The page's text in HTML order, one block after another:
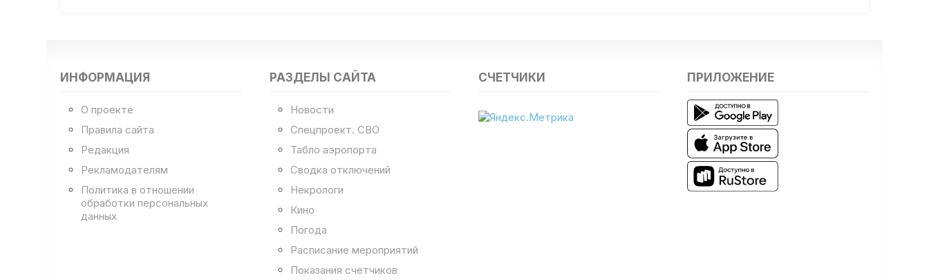
ИНФОРМАЦИЯ
О проекте
Правила сайта
Редакция
Рекламодателям
Политика в отношении
обработки персональных
данных
РАЗДЕЛЫ САЙТА
Новости
Спецпроект. СВО
Табло аэропорта
Сводка отключений
Некрологи
Кино
Погода
Расписание мероприятий
Показания счетчиков
СЧЕТЧИКИ ПРИЛОЖЕНИЕ